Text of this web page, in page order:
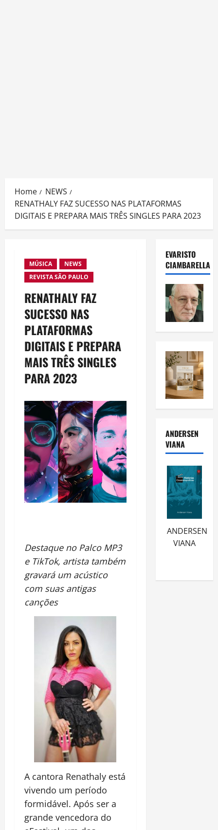
Home
NEWS
RENATHALY FAZ SUCESSO NAS PLATAFORMAS
DIGITAIS E PREPARA MAIS TRÊS SINGLES PARA 2023
MÚSICA
NEWS
REVISTA SÃO PAULO
RENATHALY FAZ
SUCESSO NAS
PLATAFORMAS
DIGITAIS E PREPARA
MAIS TRÊS SINGLES
PARA 2023
Destaque no Palco MP3
e TikTok, artista também
gravará um acústico
com suas antigas
canções
A cantora Renathaly está
vivendo um período
formidável. Após ser a
grande vencedora do
EVARISTO
CIAMBARELLA
ANDERSEN
VIANA
ANDERSEN
VIANA